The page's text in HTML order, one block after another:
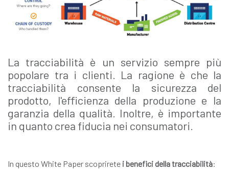
La tracciabilità è un servizio sempre più
popolare tra i clienti. La ragione è che la
tracciabilità consente la sicurezza del
prodotto, l'efficienza della produzione e la
garanzia della qualità. Inoltre, è importante
in quanto crea fiducia nei consumatori.
In questo White Paper scoprirete i benefici della tracciabilità: